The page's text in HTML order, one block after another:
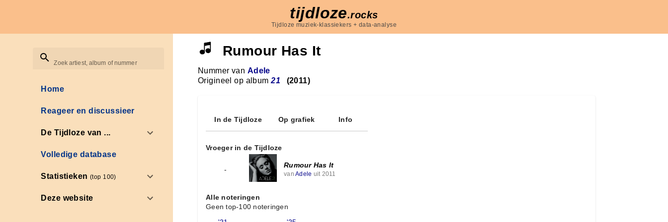
tijdloze.rocks
Tijdloze muziek-klassiekers + data-analyse
Zoek artiest, album of nummer
Home
Reageer en discussieer
De Tijdloze van ...
Volledige database
Statistieken(top 100)
Deze website
Rumour Has It
Nummer van Adele
Origineel op album21 (2011)
In de Tijdloze Op grafiek Info
Vroeger in de Tijdloze
-
Rumour Has It
van Adele uit 2011
Alle noteringen
Geen top-100 noteringen